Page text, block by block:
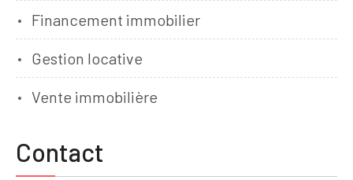
Financement immobilier
Gestion locative
Vente immobilière
Contact